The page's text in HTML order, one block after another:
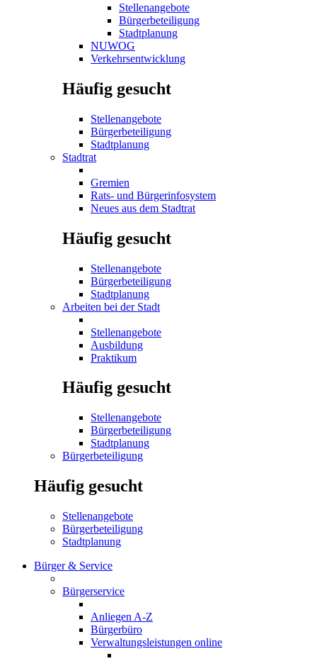
Stellenangebote
Bürgerbeteiligung
Stadtplanung
NUWOG
Verkehrsentwicklung
Häufig gesucht
Stellenangebote
Bürgerbeteiligung
Stadtplanung
Stadtrat
Gremien
Rats- und Bürgerinfosystem
Neues aus dem Stadtrat
Häufig gesucht
Stellenangebote
Bürgerbeteiligung
Stadtplanung
Arbeiten bei der Stadt
Stellenangebote
Ausbildung
Praktikum
Häufig gesucht
Stellenangebote
Bürgerbeteiligung
Stadtplanung
Bürgerbeteiligung
Häufig gesucht
Stellenangebote
Bürgerbeteiligung
Stadtplanung
Bürger & Service
Bürgerservice
Anliegen A-Z
Bürgerbüro
Verwaltungsleistungen online